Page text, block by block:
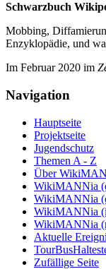
Schwarzbuch
Mobbing,
Enzyklo­pädie, und
Im Februar 2020 im
Navigation
Hauptseite
Projektseite
Jugendschutz
Themen A - Z
Über
WikiMANNia
WikiMANNia
WikiMANNia
WikiMANNia
Aktuelle
Zufällige Seite